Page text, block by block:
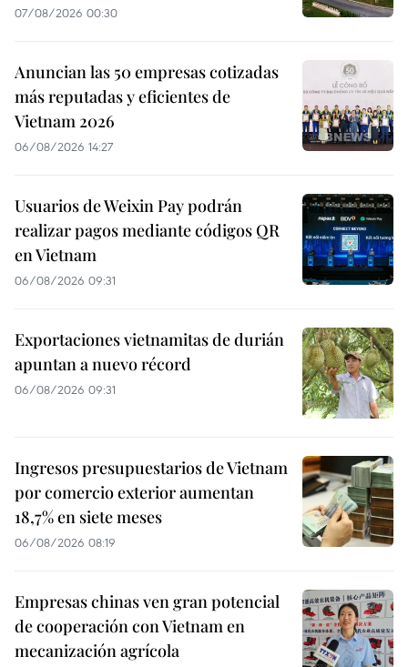
07/08/2026 00:30
Anuncian las 50 empresas cotizadas
más reputadas y eficientes de
Vietnam 2026
06/08/2026 14:27
Usuarios de Weixin Pay podrán
realizar pagos mediante códigos QR
en Vietnam
06/08/2026 09:31
Exportaciones vietnamitas de durián
apuntan a nuevo récord
06/08/2026 09:31
Ingresos presupuestarios de Vietnam
por comercio exterior aumentan
18,7% en siete meses
06/08/2026 08:19
Empresas chinas ven gran potencial
de cooperación con Vietnam en
mecanización agrícola